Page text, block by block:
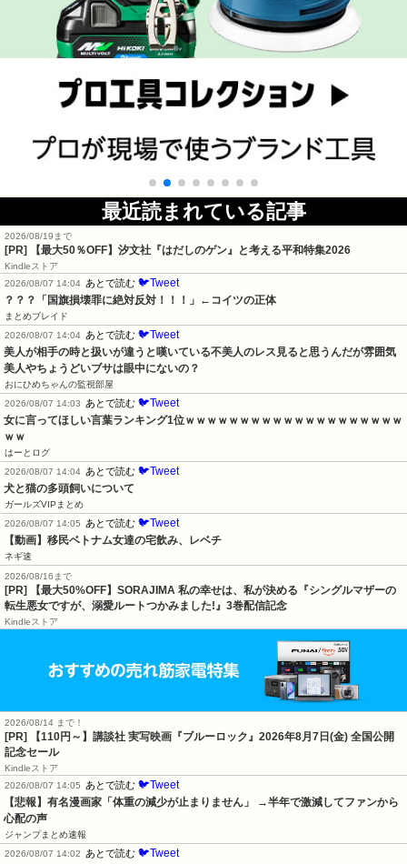
最近読まれている記事
2026/08/19まで
[PR] 【最大50％OFF】汐文社『はだしのゲン』と考える平和特集2026
Kindleストア
2026/08/07 14:04 あとで読む 🐦Tweet
？？？「国旗損壊罪に絶対反対！！！」←コイツの正体
まとめブレイド
2026/08/07 14:04 あとで読む 🐦Tweet
美人が相手の時と扱いが違うと嘆いている不美人のレス見ると思うんだが雰囲気
美人やちょうどいブサは眼中にないの？
おにひめちゃんの監視部屋
2026/08/07 14:03
あとで読む 🐦Tweet
女に言ってほしい言葉ランキング1位ｗｗｗｗｗｗｗｗｗｗｗｗｗｗｗｗｗｗｗｗ
ｗｗ
はーとログ
2026/08/07 14:04 あとで読む 🐦Tweet
犬と猫の多頭飼いについて
ガールズVIPまとめ
2026/08/07 14:05
あとで読む 🐦Tweet
【動画】移民ベトナム女達の宅飲み、レベチ
ネギ速
2026/08/16まで
[PR] 【最大50%OFF】SORAJIMA 私の幸せは、私が決める『シングルマザーの
転生悪女ですが、溺愛ルートつかみました!』3巻配信記念
Kindleストア
2026/08/14 まで！
[PR]
【110円～】講談社 実写映画『ブルーロック』2026年8月7日(金) 全国公開
記念セール
Kindleストア
2026/08/07 14:05
あとで読む 🐦Tweet
【悲報】有名漫画家「体重の減少が止まりません」 →半年で激減してファンから
心配の声
ジャンプまとめ速報
2026/08/07 14:02
あとで読む 🐦Tweet